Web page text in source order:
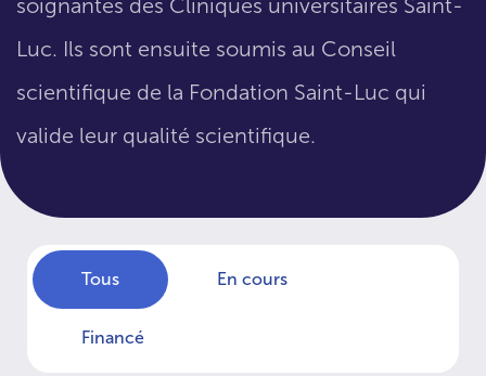
soignantes des Cliniques universitaires Saint-
Luc. Ils sont ensuite soumis au Conseil
scientifique de la Fondation Saint-Luc qui
valide leur qualité scientifique.
Tous En cours
Financé